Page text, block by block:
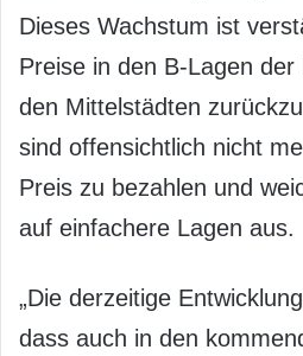
Dieses Wachstum ist
Preise in den B-Lagen
den Mittelstädten
sind offensichtlich nicht
Preis zu bezahlen und
auf einfachere Lagen aus.
„Die derzeitige
dass auch in den